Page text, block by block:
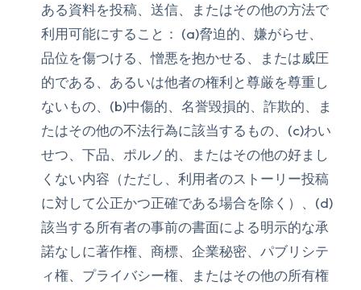
ある資料を投稿、送信、またはその他の方法で
利用可能にすること： (a)脅迫的、嫌がらせ、
品位を傷つける、憎悪を抱かせる、または威圧
的である、あるいは他者の権利と尊厳を尊重し
ないもの、(b)中傷的、名誉毀損的、詐欺的、ま
たはその他の不法行為に該当するもの、(c)わい
せつ、下品、ポルノ的、またはその他の好まし
くない内容（ただし、利用者のストーリー投稿
に対して公正かつ正確である場合を除く）、(d)
該当する所有者の事前の書面による明示的な承
諾なしに著作権、商標、企業秘密、パブリシテ
ィ権、プライバシー権、またはその他の所有権